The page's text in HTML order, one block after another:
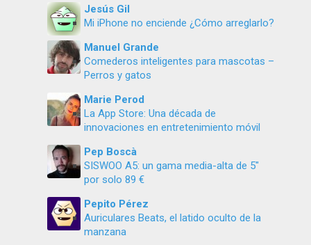
Jesús Gil
Mi iPhone no enciende ¿Cómo arreglarlo?
Manuel Grande
Comederos inteligentes para mascotas –
Perros y gatos
Marie Perod
La App Store: Una década de
innovaciones en entretenimiento móvil
Pep Boscà
SISWOO A5: un gama media-alta de 5″
por solo 89 €
Pepito Pérez
Auriculares Beats, el latido oculto de la
manzana